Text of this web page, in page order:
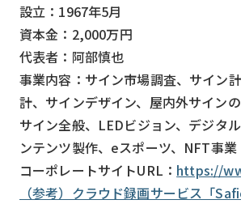
設立：1967年5月
資本金：2,000万円
代表者：阿部慎也
事業内容：サイン市場調査、サイン
計、サインデザイン、屋内外サイン
サイン全般、LEDビジョン、デジタ
ンテンツ製作、eスポーツ、NFT事業
コーポレートサイトURL： https://
（参考）クラウド録画サービス「